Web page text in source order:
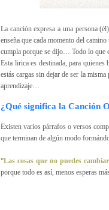
La canción expresa a una persona
enseña que cada momento del
cumpla porque se dijo… Todo lo que
Esta lirica es destinada, para
estás cargas sin dejar de ser la
aprendizaje…
¿Qué significa la Canción
Existen varios párrafos o versos
que terminan de algún modo
“Las cosas que no puedes
porque todo es así, menos esperas